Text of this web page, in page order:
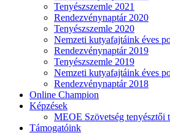
Tenyészszemle 2021
Rendezvénynaptár 2020
Tenyészszemle 2020
Nemzeti kutyafajtáink éves
Rendezvénynaptár 2019
Tenyészszemle 2019
Nemzeti kutyafajtáink éves
Rendezvénynaptár 2018
Online Champion
Képzések
MEOE Szövetség tenyésztői
Támogatóink